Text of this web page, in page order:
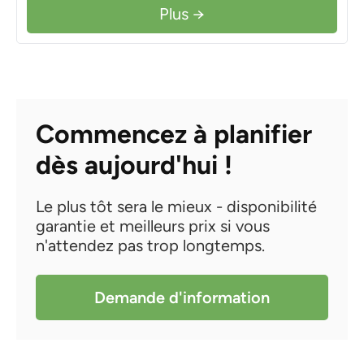
Plus →
Commencez à planifier
dès aujourd'hui !
Le plus tôt sera le mieux - disponibilité
garantie et meilleurs prix si vous
n'attendez pas trop longtemps.
Demande d'information